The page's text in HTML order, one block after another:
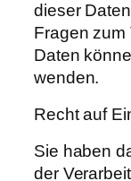
dieser
Fragen
Daten
wenden.
Recht auf
Sie haben
der